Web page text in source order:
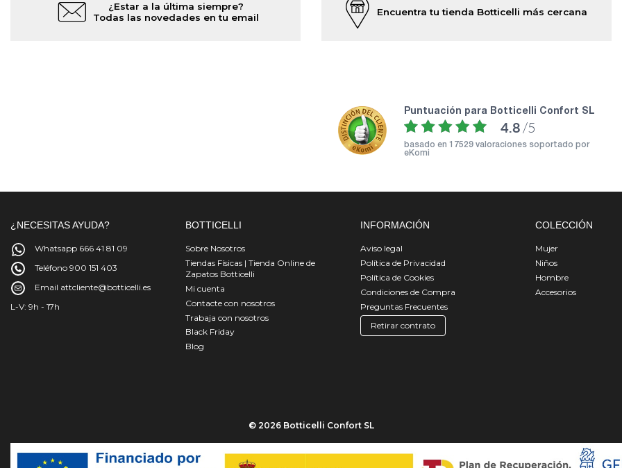
¿Estar a la última siempre?
Todas las novedades en tu email
Encuentra tu tienda Botticelli más cercana
puntuación para Botticelli Confort SL
4.8 /5
basado en 17529 valoraciones soportado por
eKomi
¿NECESITAS AYUDA?
Whatsapp 666 41 81 09
Teléfono 900 151 403
Email attcliente@botticelli.es
L-V: 9h - 17h
BOTTICELLI
Sobre Nosotros
Tiendas Físicas | Tienda Online de
Zapatos Botticelli
Mi cuenta
Contacte con nosotros
Trabaja con nosotros
Black Friday
Blog
INFORMACIÓN
Aviso legal
Política de Privacidad
Política de Cookies
Condiciones de Compra
Preguntas Frecuentes
Retirar contrato
COLECCIÓN
Mujer
Niños
Hombre
Accesorios
© 2026 Botticelli Confort SL